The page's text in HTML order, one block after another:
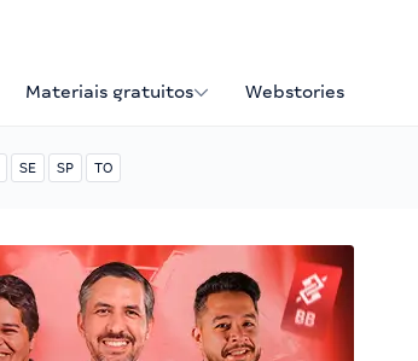
Materiais gratuitos Webstories
SE SP TO